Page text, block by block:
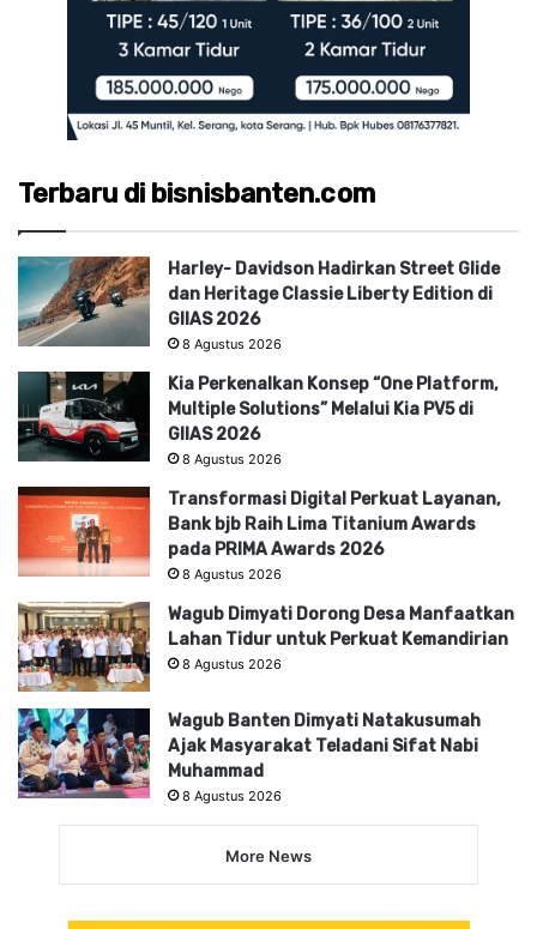
Terbaru di bisnisbanten.com
Harley- Davidson Hadirkan Street Glide
dan Heritage Classie Liberty Edition di
GIIAS 2026
8 Agustus 2026
Kia Perkenalkan Konsep “One Platform,
Multiple Solutions” Melalui Kia PV5 di
GIIAS 2026
8 Agustus 2026
Transformasi Digital Perkuat Layanan,
Bank bjb Raih Lima Titanium Awards
pada PRIMA Awards 2026
8 Agustus 2026
Wagub Dimyati Dorong Desa Manfaatkan
Lahan Tidur untuk Perkuat Kemandirian
8 Agustus 2026
Wagub Banten Dimyati Natakusumah
Ajak Masyarakat Teladani Sifat Nabi
Muhammad
8 Agustus 2026
More News